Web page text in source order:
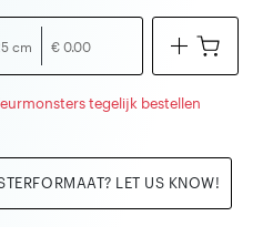
cm € 0.00
tegelijk bestellen
LET US KNOW!